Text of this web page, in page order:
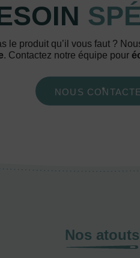
le produit qu’il vous faut ?
. Contactez notre équipe pour
NOUS
Nos atouts